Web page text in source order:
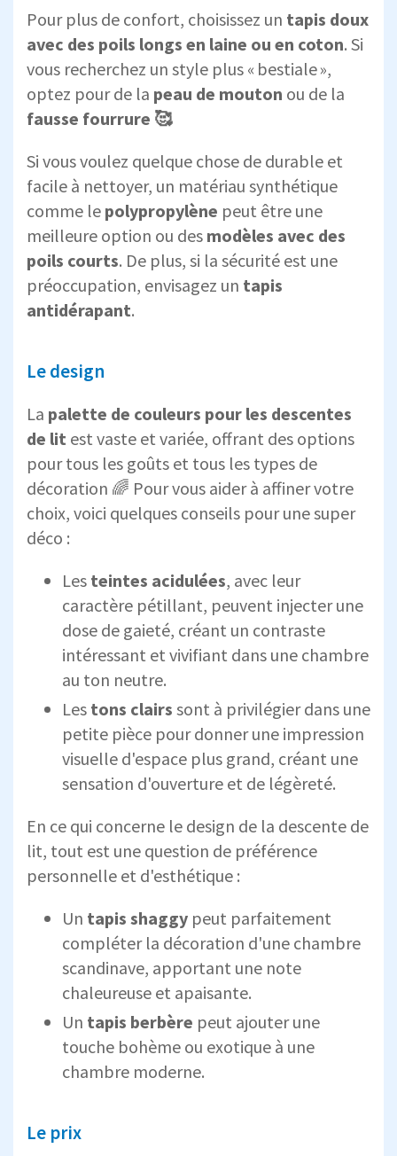
Pour plus de confort, choisissez un tapis doux
avec des poils longs en laine ou en coton. Si
vous recherchez un style plus « bestiale »,
optez pour de la peau de mouton ou de la
fausse fourrure 🥰
Si vous voulez quelque chose de durable et
facile à nettoyer, un matériau synthétique
comme le polypropylène peut être une
meilleure option ou des modèles avec des
poils courts. De plus, si la sécurité est une
préoccupation, envisagez un tapis
antidérapant.
Le design
La palette de couleurs pour les descentes
de lit est vaste et variée, offrant des options
pour tous les goûts et tous les types de
décoration 🌈 Pour vous aider à affiner votre
choix, voici quelques conseils pour une super
déco :
Les teintes acidulées, avec leur
caractère pétillant, peuvent injecter une
dose de gaieté, créant un contraste
intéressant et vivifiant dans une chambre
au ton neutre.
Les tons clairs sont à privilégier dans une
petite pièce pour donner une impression
visuelle d'espace plus grand, créant une
sensation d'ouverture et de légèreté.
En ce qui concerne le design de la descente de
lit, tout est une question de préférence
personnelle et d'esthétique :
Un tapis shaggy peut parfaitement
compléter la décoration d'une chambre
scandinave, apportant une note
chaleureuse et apaisante.
Un tapis berbère peut ajouter une
touche bohème ou exotique à une
chambre moderne.
Le prix